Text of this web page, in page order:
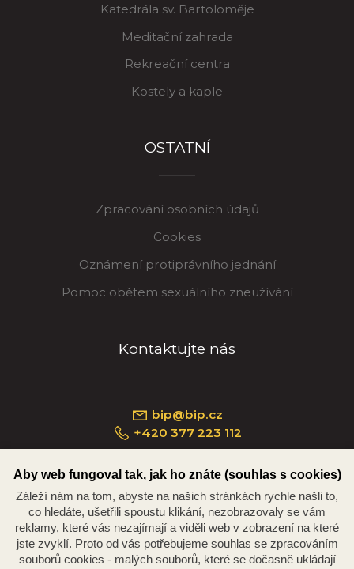
Katedrála sv. Bartoloměje
Meditační zahrada
Rekreační centra
Kostely a kaple
OSTATNÍ
Zpracování osobních údajů
Cookies
Oznámení protiprávního jednání
Pomoc obětem sexuálního zneužívání
Kontaktujte nás
bip@bip.cz
+420 377 223 112
Náměstí Republiky 234/35, 301 00 Plzeň
Aby web fungoval tak, jak ho znáte (souhlas s cookies)
Záleží nám na tom, abyste na našich stránkách rychle našli to,
co hledáte, ušetřili spoustu klikání, nezobrazovaly se vám
reklamy, které vás nezajímají a viděli web v zobrazení na které
jste zvyklí. Proto od vás potřebujeme souhlas se zpracováním
souborů cookies - malých souborů, které se dočasně ukládají